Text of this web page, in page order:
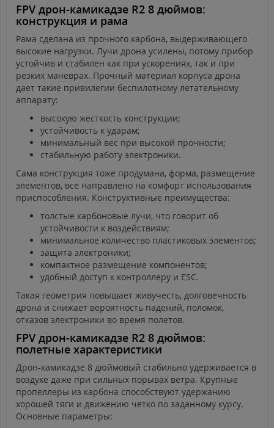
FPV дрон-камикадзе R2 8 дюймов:
конструкция и рама
Рама сделана из прочного карбона, выдерживающего
высокие нагрузки. Лучи дрона усилены, потому прибор
устойчив и стабилен как при ускорениях, так и при
резких маневрах. Прочный материал корпуса дрона
дает такие привилегии беспилотному летательному
аппарату:
высокую жесткость конструкции;
устойчивость к ударам;
минимальный вес при высокой прочности;
стабильную работу электроники.
Сама конструкция тоже продумана, форма, размещение
элементов, все направлено на комфорт использования
приспособления. Конструктивные преимущества:
толстые карбоновые лучи, что говорит об
устойчивости к воздействиям;
минимальное количество пластиковых элементов;
защита электроники;
компактное размещение компонентов;
удобный доступ к контроллеру и ESC.
Такая геометрия повышает живучесть, долговечность
дрона и снижает вероятность падений, поломок,
отказов электроники во время полетов.
FPV дрон-камикадзе R2 8 дюймов:
полетные характеристики
Дрон-камикадзе 8 дюймовый стабильно удерживается в
воздухе даже при сильных порывах ветра. Крупные
пропеллеры из карбона способствуют удержанию
хорошей тяги и движению четко по заданному курсу.
Основные параметры: